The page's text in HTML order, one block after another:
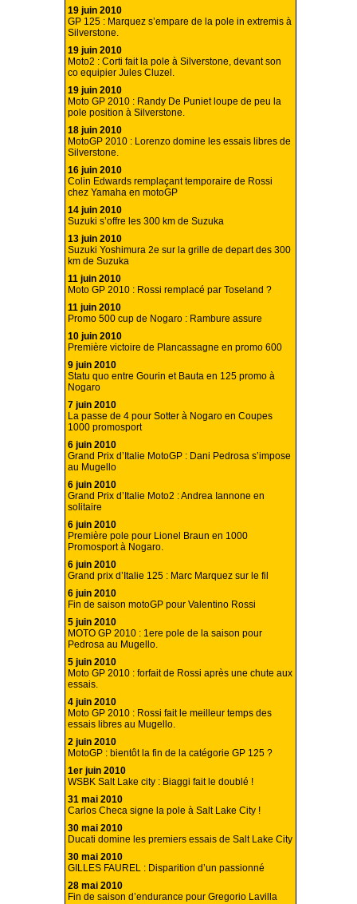
19 juin 2010
GP 125 : Marquez s’empare de la pole in extremis à
Silverstone.
19 juin 2010
Moto2 : Corti fait la pole à Silverstone, devant son
co equipier Jules Cluzel.
19 juin 2010
Moto GP 2010 : Randy De Puniet loupe de peu la
pole position à Silverstone.
18 juin 2010
MotoGP 2010 : Lorenzo domine les essais libres de
Silverstone.
16 juin 2010
Colin Edwards remplaçant temporaire de Rossi
chez Yamaha en motoGP
14 juin 2010
Suzuki s’offre les 300 km de Suzuka
13 juin 2010
Suzuki Yoshimura 2e sur la grille de depart des 300
km de Suzuka
11 juin 2010
Moto GP 2010 : Rossi remplacé par Toseland ?
11 juin 2010
Promo 500 cup de Nogaro : Rambure assure
10 juin 2010
Première victoire de Plancassagne en promo 600
9 juin 2010
Statu quo entre Gourin et Bauta en 125 promo à
Nogaro
7 juin 2010
La passe de 4 pour Sotter à Nogaro en Coupes
1000 promosport
6 juin 2010
Grand Prix d’Italie MotoGP : Dani Pedrosa s’impose
au Mugello
6 juin 2010
Grand Prix d’Italie Moto2 : Andrea Iannone en
solitaire
6 juin 2010
Première pole pour Lionel Braun en 1000
Promosport à Nogaro.
6 juin 2010
Grand prix d’Italie 125 : Marc Marquez sur le fil
6 juin 2010
Fin de saison motoGP pour Valentino Rossi
5 juin 2010
MOTO GP 2010 : 1ere pole de la saison pour
Pedrosa au Mugello.
5 juin 2010
Moto GP 2010 : forfait de Rossi après une chute aux
essais.
4 juin 2010
Moto GP 2010 : Rossi fait le meilleur temps des
essais libres au Mugello.
2 juin 2010
MotoGP : bientôt la fin de la catégorie GP 125 ?
1er juin 2010
WSBK Salt Lake city : Biaggi fait le doublé !
31 mai 2010
Carlos Checa signe la pole à Salt Lake City !
30 mai 2010
Ducati domine les premiers essais de Salt Lake City
30 mai 2010
GILLES FAUREL : Disparition d’un passionné
28 mai 2010
Fin de saison d’endurance pour Gregorio Lavilla